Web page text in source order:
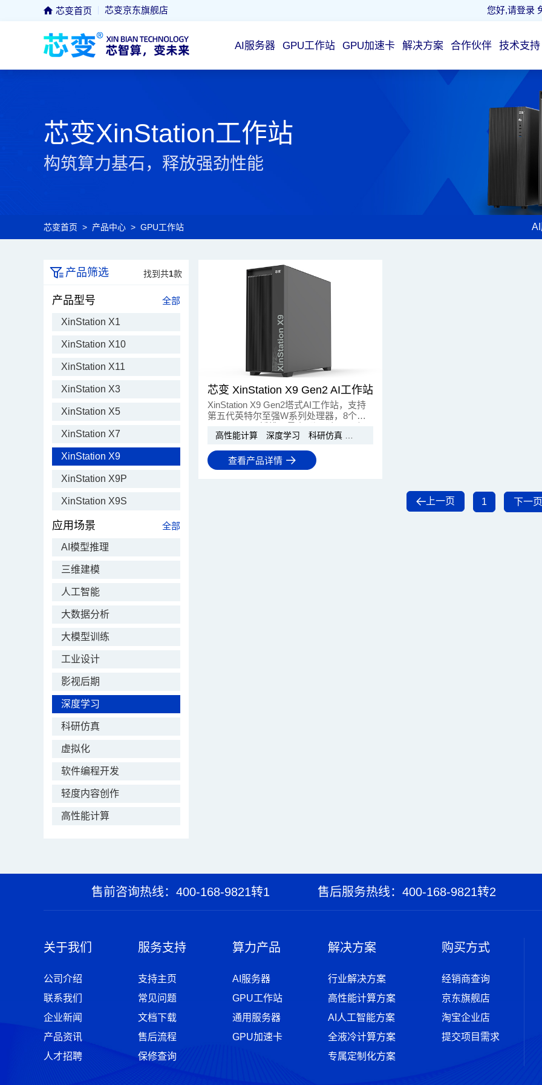
芯变首页 芯变京东旗舰店 您好,请登录
AI服务器 GPU工作站 GPU加速卡 解决方案 合作伙伴 技术支持
芯变XinStation工作站
构筑算力基石，释放强劲性能
芯变首页 > 产品中心 > GPU工作站
产品筛选 找到共1款
产品型号 全部
XinStation X1
XinStation X10
XinStation X11
XinStation X3
XinStation X5
XinStation X7
XinStation X9
XinStation X9P
XinStation X9S
应用场景 全部
AI模型推理
三维建模
人工智能
大数据分析
大模型训练
工业设计
影视后期
深度学习
科研仿真
虚拟化
软件编程开发
轻度内容创作
高性能计算
芯变 XinStation X9 Gen2 AI工作站
XinStation X9 Gen2塔式AI工作站，支持
第五代英特尔至强W系列处理器，8个
速卡，具备强大的计算能力和IO扩展能
力，适用于科学研究、工程模拟、大规模
AI推理等高性能计算场景。
高性能计算 深度学习 科研仿真
查看产品详情
上一页 1 下一页
售前咨询热线：400-168-9821转1 售后服务热线：400-168-9821转2
关于我们
公司介绍
联系我们
企业新闻
产品资讯
人才招聘
服务支持
支持主页
常见问题
文档下载
售后流程
保修查询
算力产品
AI服务器
GPU工作站
通用服务器
GPU加速卡
解决方案
行业解决方案
高性能计算方案
AI人工智能方案
全液冷计算方案
专属定制化方案
购买方式
经销商查询
京东旗舰店
淘宝企业店
提交项目需求